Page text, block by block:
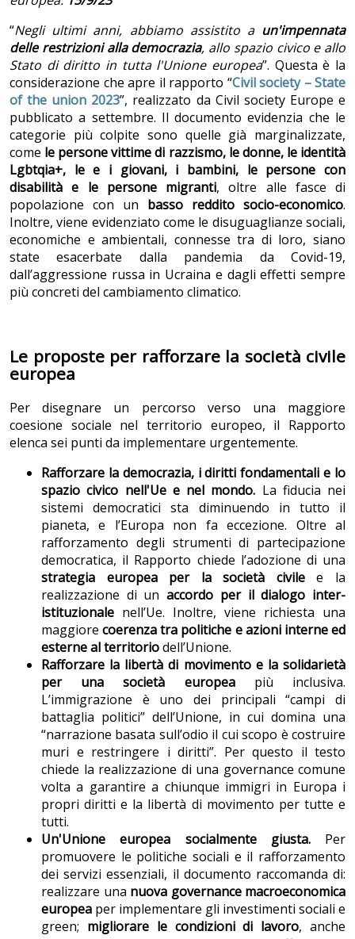
“Negli ultimi anni, abbiamo assistito a un'impennata
delle restrizioni alla democrazia, allo spazio civico e allo
Stato di diritto in tutta l'Unione europea”. Questa è la
considerazione che apre il rapporto “Civil society – State
of the union 2023”, realizzato da Civil society Europe e
pubblicato a settembre. Il documento evidenzia che le
categorie più colpite sono quelle già marginalizzate,
come le persone vittime di razzismo, le donne, le identità
Lgbtqia+, le e i giovani, i bambini, le persone con
disabilità e le persone migranti, oltre alle fasce di
popolazione con un basso reddito socio-economico.
Inoltre, viene evidenziato come le disuguaglianze sociali,
economiche e ambientali, connesse tra di loro, siano
state esacerbate dalla pandemia da Covid-19,
dall’aggressione russa in Ucraina e dagli effetti sempre
più concreti del cambiamento climatico.
Le proposte per rafforzare la società civile
europea
Per disegnare un percorso verso una maggiore
coesione sociale nel territorio europeo, il Rapporto
elenca sei punti da implementare urgentemente.
Rafforzare la democrazia, i diritti fondamentali e lo
spazio civico nell'Ue e nel mondo. La fiducia nei
sistemi democratici sta diminuendo in tutto il
pianeta, e l’Europa non fa eccezione. Oltre al
rafforzamento degli strumenti di partecipazione
democratica, il Rapporto chiede l’adozione di una
strategia europea per la società civilee la
realizzazione di unaccordo per il dialogo inter-
istituzionale nell’Ue. Inoltre, viene richiesta una
maggiorecoerenza tra politiche e azioni interne ed
esterne al territoriodell’Unione.
Rafforzare la libertà di movimento e la solidarietà
per una società europea più inclusiva.
L’immigrazione è uno dei principali “campi di
battaglia politici” dell’Unione, in cui domina una
“narrazione basata sull’odio il cui scopo è costruire
muri e restringere i diritti”. Per questo il testo
chiede la realizzazione di una governance comune
volta a garantire a chiunque immigri in Europa i
propri diritti e la libertà di movimento per tutte e
tutti.
Un'Unione europea socialmente giusta. Per
promuovere le politiche sociali e il rafforzamento
dei servizi essenziali, il documento raccomanda di:
realizzare una nuova governance macroeconomica
europea per implementare gli investimenti sociali e
green; migliorare le condizioni di lavoro, anche